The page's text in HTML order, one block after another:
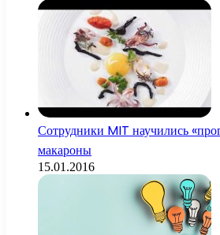
Сотрудники MIT научились
макароны
15.01.2016